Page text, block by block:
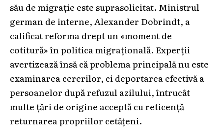
său de migrație este suprasolicitat. Ministrul
german de interne, Alexander Dobrindt, a
calificat reforma drept un «moment de
cotitură» în politica migrațională. Experții
avertizează însă că problema principală nu este
examinarea cererilor, ci deportarea efectivă a
persoanelor după refuzul azilului, întrucât
multe țări de origine acceptă cu reticență
returnarea propriilor cetățeni.